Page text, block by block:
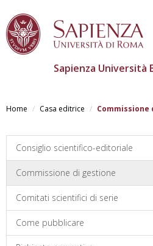
main
Sapienza Università
Home Casa editrice Commissione
Consiglio scientifico-editoriale
Commissione di gestione
Comitati scientifici di serie
Come pubblicare